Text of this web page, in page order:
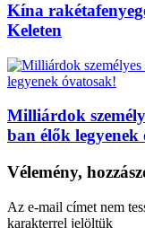
Kína
Keleten
Milliárdok
ban élők legyenek
Vélemény,
Az e-mail címet nem
karakterrel jelöltük